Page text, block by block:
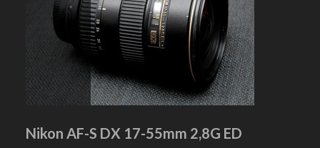
Nikon AF-S DX 17-55mm 2,8G ED